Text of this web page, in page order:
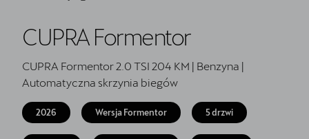
Jazda próbna CUPRĄ
CUPRA For Business
Akcesoria CUPRA
Finansowanie
CUPRA Formentor
CUPRA Formentor 2.0 TSI 204 KM | Benzyna |
Automatyczna skrzynia biegów
2026 Wersja Formentor 5 drzwi